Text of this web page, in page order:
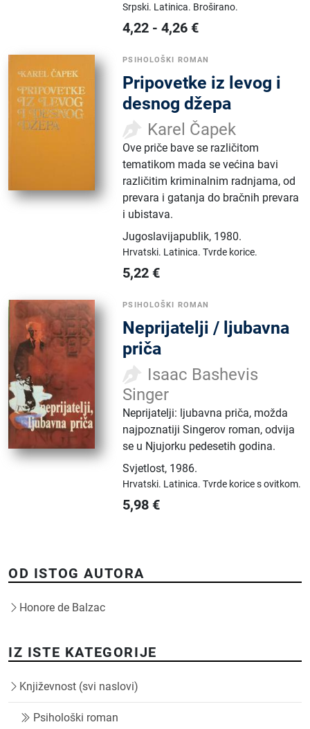
Srpski. Latinica. Broširano.
4,22 -4,26 €
PSIHOLOŠKI ROMAN
Pripovetke iz levog i
desnog džepa
Karel Čapek
Ove priče bave se različitom
tematikom mada se većina bavi
različitim kriminalnim radnjama, od
prevara i gatanja do bračnih prevara
i ubistava.
Jugoslavijapublik, 1980.
Hrvatski. Latinica.Tvrde korice.
5,22 €
PSIHOLOŠKI ROMAN
Neprijatelji / ljubavna
priča
Isaac Bashevis
Singer
Neprijatelji: ljubavna priča, možda
najpoznatiji Singerov roman, odvija
se u Njujorku pedesetih godina.
Svjetlost, 1986.
Hrvatski. Latinica.Tvrde korice s ovitkom.
5,98 €
OD ISTOG AUTORA
Honore de Balzac
IZ ISTE KATEGORIJE
Književnost (svi naslovi)
Psihološki roman